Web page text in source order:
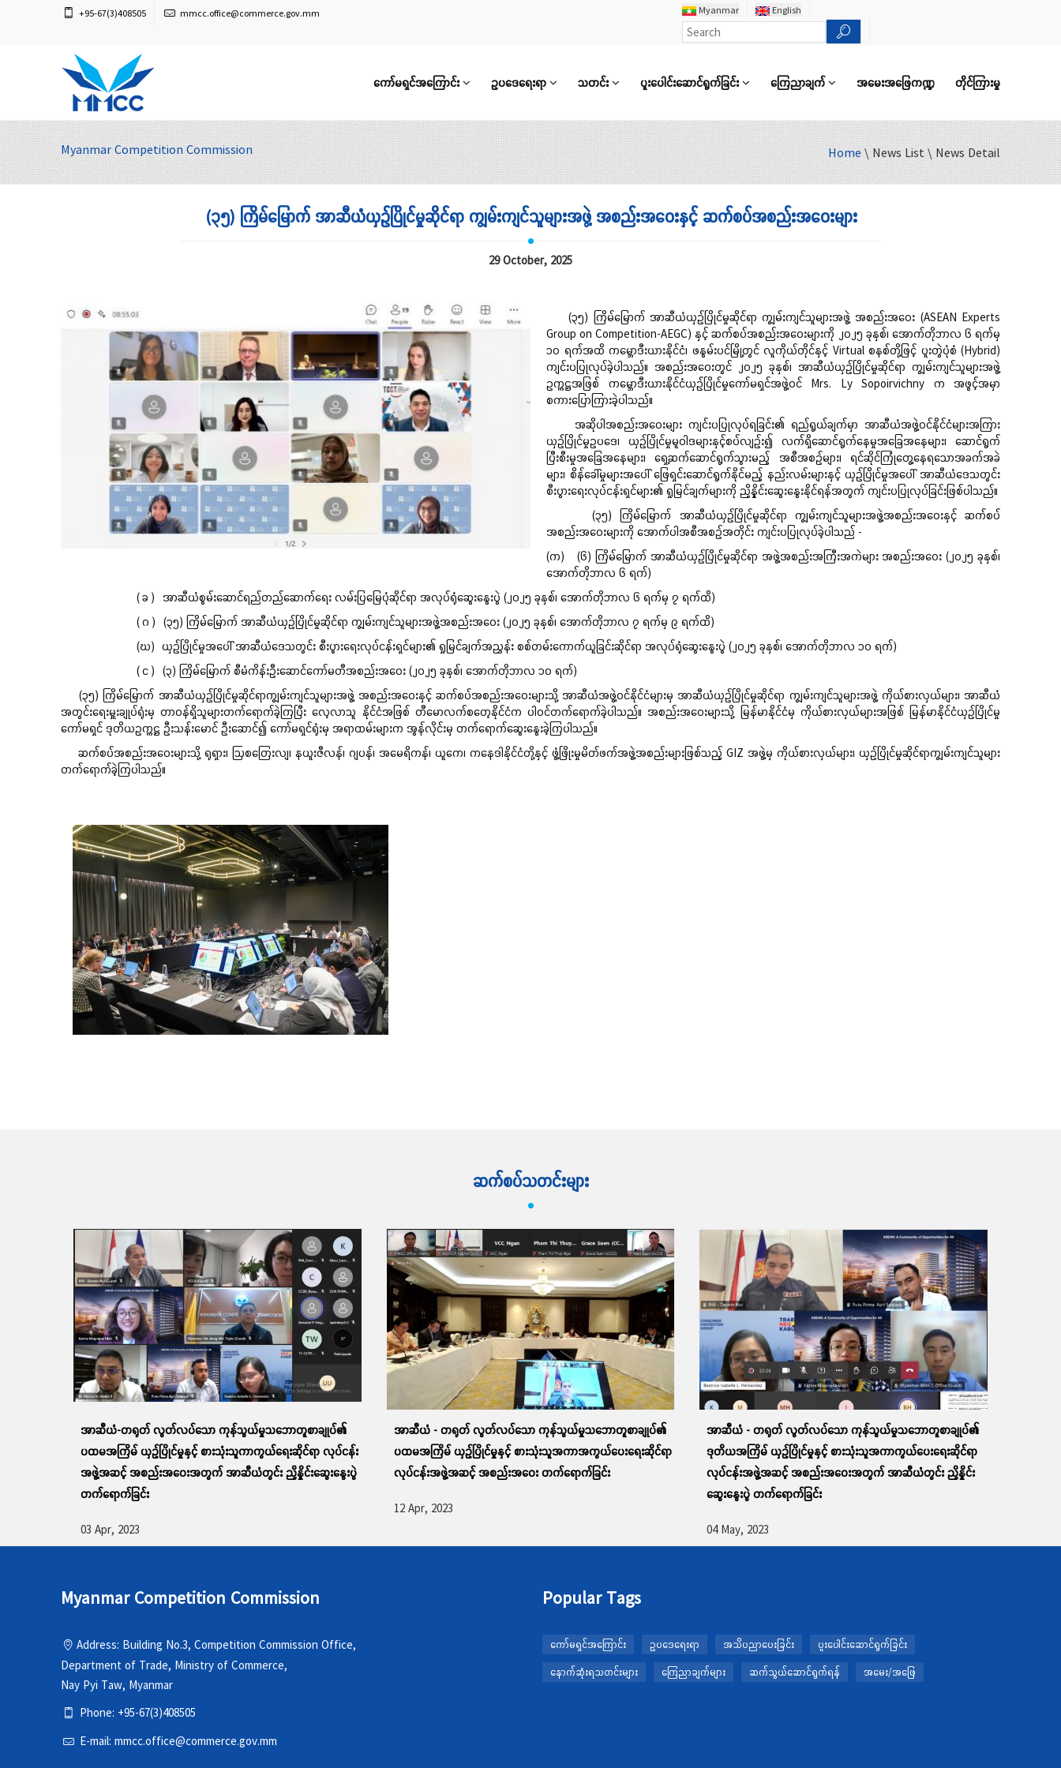
+95-67(3)408505 mmcc.office@commerce.gov.mm Myanmar English
ကော်မရှင်အကြောင်း ဥပဒေရေးရာ သတင်း ပူးပေါင်းဆောင်ရွက်ခြင်း ကြေညာချက် အမေးအဖြေကဏ္ဍ တိုင်ကြားမှု
Myanmar Competition Commission Home\ News List \ News Detail
(၃၅) ကြိမ်မြောက် အာဆီယံယှဉ်ပြိုင်မှုဆိုင်ရာ ကျွမ်းကျင်သူများအဖွဲ့ အစည်းအဝေးနှင့် ဆက်စပ်အစည်းအဝေးများ
29 October, 2025
(၃၅) ကြိမ်မြောက် အာဆီယံယှဉ်ပြိုင်မှုဆိုင်ရာ ကျွမ်းကျင်သူများအဖွဲ့ အစည်းအဝေး (ASEAN Experts
Group on Competition-AEGC) နှင့် ဆက်စပ်အစည်းအဝေးများကို ၂၀၂၅ ခုနှစ်၊ အောက်တိုဘာလ ၆ ရက်မှ
၁၀ ရက်အထိ ကမ္ဘောဒီးယားနိုင်ငံ၊ ဖနွမ်းပင်မြို့တွင် လူကိုယ်တိုင်နှင့် Virtual စနစ်တို့ဖြင့် ပူးတွဲပုံစံ (Hybrid)
ကျင်းပပြုလုပ်ခဲ့ပါသည်။ အစည်းအဝေးတွင် ၂၀၂၅ ခုနှစ်၊ အာဆီယံယှဉ်ပြိုင်မှုဆိုင်ရာ ကျွမ်းကျင်သူများအဖွဲ့
ဥက္ကဋ္ဌအဖြစ် ကမ္ဘောဒီးယားနိုင်ငံယှဉ်ပြိုင်မှုကော်မရှင်အဖွဲ့ဝင် Mrs. Ly Sopoirvichny က အဖွင့်အမှာ
စကားပြောကြားခဲ့ပါသည်။
အဆိုပါအစည်းအဝေးများ ကျင်းပပြုလုပ်ရခြင်း၏ ရည်ရွယ်ချက်မှာ အာဆီယံအဖွဲ့ဝင်နိုင်ငံများအကြား
ယှဉ်ပြိုင်မှုဥပဒေ၊ ယှဉ်ပြိုင်မှုမူဝါဒများနှင့်စပ်လျဉ်း၍ လက်ရှိဆောင်ရွက်နေမှုအခြေအနေများ၊ ဆောင်ရွက်
ပြီးစီးမှုအခြေအနေများ၊ ရှေ့ဆက်ဆောင်ရွက်သွားမည့် အစီအစဉ်များ၊ ရင်ဆိုင်ကြုံတွေ့နေရသောအခက်အခဲ
များ၊ စိန်ခေါ်မှုများအပေါ် ဖြေရှင်းဆောင်ရွက်နိုင်မည့် နည်းလမ်းများနှင့် ယှဉ်ပြိုင်မှုအပေါ် အာဆီယံဒေသတွင်း
စီးပွားရေးလုပ်ငန်းရှင်များ၏ ရှုမြင်ချက်များကို ညှိနှိုင်းဆွေးနွေးနိုင်ရန်အတွက် ကျင်းပပြုလုပ်ခြင်းဖြစ်ပါသည်။
(၃၅) ကြိမ်မြောက် အာဆီယံယှဉ်ပြိုင်မှုဆိုင်ရာ ကျွမ်းကျင်သူများအဖွဲ့အစည်းအဝေးနှင့် ဆက်စပ်
အစည်းအဝေးများကို အောက်ပါအစီအစဉ်အတိုင်း ကျင်းပပြုလုပ်ခဲ့ပါသည် -
(က) (၆) ကြိမ်မြောက် အာဆီယံယှဉ်ပြိုင်မှုဆိုင်ရာ အဖွဲ့အစည်းအကြီးအကဲများ အစည်းအဝေး (၂၀၂၅ ခုနှစ်၊
အောက်တိုဘာလ ၆ ရက်)
( ခ ) အာဆီယံစွမ်းဆောင်ရည်တည်ဆောက်ရေး လမ်းပြမြေပုံဆိုင်ရာ အလုပ်ရုံဆွေးနွေးပွဲ (၂၀၂၅ ခုနှစ်၊ အောက်တိုဘာလ ၆ ရက်မှ ၇ ရက်ထိ)
( ဂ ) (၃၅) ကြိမ်မြောက် အာဆီယံယှဉ်ပြိုင်မှုဆိုင်ရာ ကျွမ်းကျင်သူများအဖွဲ့အစည်းအဝေး (၂၀၂၅ ခုနှစ်၊ အောက်တိုဘာလ ၇ ရက်မှ ၉ ရက်ထိ)
(ဃ) ယှဉ်ပြိုင်မှုအပေါ် အာဆီယံဒေသတွင်း စီးပွားရေးလုပ်ငန်းရှင်များ၏ ရှုမြင်ချက်အညွှန်း စစ်တမ်းကောက်ယူခြင်းဆိုင်ရာ အလုပ်ရုံဆွေးနွေးပွဲ (၂၀၂၅ ခုနှစ်၊ အောက်တိုဘာလ ၁၀ ရက်)
( င ) (၃) ကြိမ်မြောက် စီမံကိန်းဦးဆောင်ကော်မတီအစည်းအဝေး (၂၀၂၅ ခုနှစ်၊ အောက်တိုဘာလ ၁၀ ရက်)
(၃၅) ကြိမ်မြောက် အာဆီယံယှဉ်ပြိုင်မှုဆိုင်ရာကျွမ်းကျင်သူများအဖွဲ့ အစည်းအဝေးနှင့် ဆက်စပ်အစည်းအဝေးများသို့ အာဆီယံအဖွဲ့ဝင်နိုင်ငံများမှ အာဆီယံယှဉ်ပြိုင်မှုဆိုင်ရာ ကျွမ်းကျင်သူများအဖွဲ့ ကိုယ်စားလှယ်များ၊ အာဆီယံ
အတွင်းရေးမှူးချုပ်ရုံးမှ တာဝန်ရှိသူများတက်ရောက်ခဲ့ကြပြီး လေ့လာသူ နိုင်ငံအဖြစ် တီမောလက်စတေ့နိုင်ငံက ပါဝင်တက်ရောက်ခဲ့ပါသည်။ အစည်းအဝေးများသို့ မြန်မာနိုင်ငံမှ ကိုယ်စားလှယ်များအဖြစ် မြန်မာနိုင်ငံယှဉ်ပြိုင်မှု
ကော်မရှင် ဒုတိယဥက္ကဋ္ဌ ဦးသန်းမောင် ဦးဆောင်၍ ကော်မရှင်ရုံးမှ အရာထမ်းများက အွန်လိုင်းမှ တက်ရောက်ဆွေးနွေးခဲ့ကြပါသည်။
ဆက်စပ်အစည်းအဝေးများသို့ ရုရှား၊ ဩစတြေးလျ၊ နယူးဇီလန်၊ ဂျပန်၊ အမေရိကန်၊ ယူကေ၊ ကနေဒါနိုင်ငံတို့နှင့် ဖွံ့ဖြိုးမှုမိတ်ဖက်အဖွဲ့အစည်းများဖြစ်သည့် GIZ အဖွဲ့မှ ကိုယ်စားလှယ်များ၊ ယှဉ်ပြိုင်မှုဆိုင်ရာကျွမ်းကျင်သူများ
တက်ရောက်ခဲ့ကြပါသည်။
ဆက်စပ်သတင်းများ
အာဆီယံ-တရုတ် လွတ်လပ်သော ကုန်သွယ်မှုသဘောတူစာချုပ်၏
ပထမအကြိမ် ယှဉ်ပြိုင်မှုနှင့် စားသုံးသူကာကွယ်ရေးဆိုင်ရာ လုပ်ငန်း
အဖွဲ့အဆင့် အစည်းအဝေးအတွက် အာဆီယံတွင်း ညှိနှိုင်းဆွေးနွေးပွဲ
တက်ရောက်ခြင်း
03 Apr, 2023
အာဆီယံ - တရုတ် လွတ်လပ်သော ကုန်သွယ်မှုသဘောတူစာချုပ်၏
ပထမအကြိမ် ယှဉ်ပြိုင်မှုနှင့် စားသုံးသူအကာအကွယ်ပေးရေးဆိုင်ရာ
လုပ်ငန်းအဖွဲ့အဆင့် အစည်းအဝေး တက်ရောက်ခြင်း
12 Apr, 2023
အာဆီယံ - တရုတ် လွတ်လပ်သော ကုန်သွယ်မှုသဘောတူစာချုပ်၏
ဒုတိယအကြိမ် ယှဉ်ပြိုင်မှုနှင့် စားသုံးသူအကာကွယ်ပေးရေးဆိုင်ရာ
လုပ်ငန်းအဖွဲ့အဆင့် အစည်းအဝေးအတွက် အာဆီယံတွင်း ညှိနှိုင်း
ဆွေးနွေးပွဲ တက်ရောက်ခြင်း
04 May, 2023
Myanmar Competition Commission
Address: Building No.3, Competition Commission Office,
Department of Trade, Ministry of Commerce,
Nay Pyi Taw, Myanmar
Phone: +95-67(3)408505
E-mail: mmcc.office@commerce.gov.mm
Popular Tags
ကော်မရှင်အကြောင်း ဥပဒေရေးရာ အသိပညာပေးခြင်း ပူးပေါင်းဆောင်ရွက်ခြင်း
နောက်ဆုံးရသတင်းများ ကြေညာချက်များ ဆက်သွယ်ဆောင်ရွက်ရန် အမေး/အဖြေ